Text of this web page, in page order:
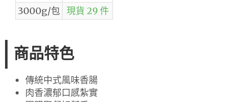
3000g/包 現貨 29 件
商品特色
傳統中式風味香腸
肉香濃郁口感紮實